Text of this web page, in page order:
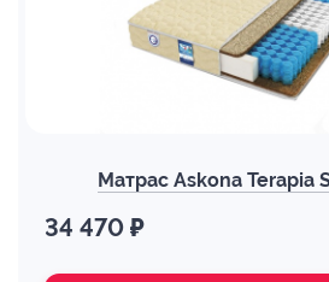
Матрас Askona Terapia
34 470 ₽